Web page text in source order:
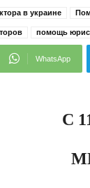
в украине
помощь
WhatsApp
С